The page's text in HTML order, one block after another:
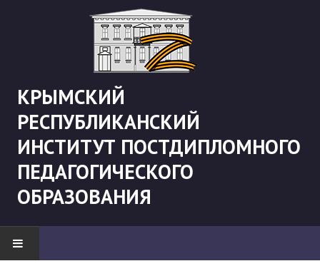
КРЫМСКИЙ
РЕСПУБЛИКАНСКИЙ
ИНСТИТУТ ПОСТДИПЛОМНОГО
ПЕДАГОГИЧЕСКОГО
ОБРАЗОВАНИЯ